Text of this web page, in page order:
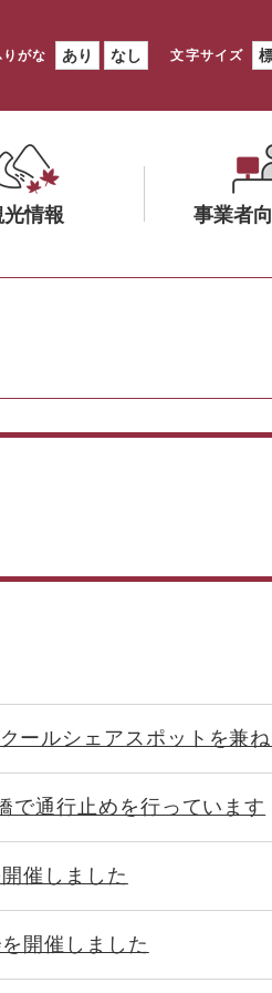
りがな あり なし 文字サイズ
光情報 事業者
を
ールシェアスポットを兼
通行止めを行っています
催しました
開催しました